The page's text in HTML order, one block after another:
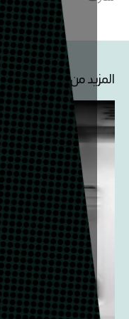
من المقالات